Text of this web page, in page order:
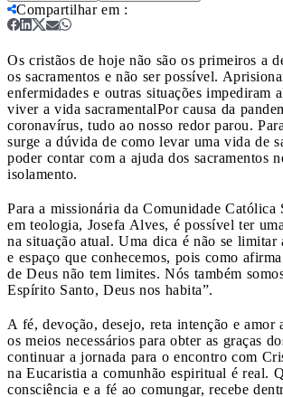
Compartilhar em :
Os cristãos de hoje não são os primeiros a
os sacramentos e não ser possível.
enfermidades e outras situações impediram
viver a vida sacramentalPor causa da
coronavírus, tudo ao nosso redor parou.
surge a dúvida de como levar uma vida de
poder contar com a ajuda dos sacramentos
isolamento.
Para a missionária da Comunidade Católica
em teologia, Josefa Alves, é possível ter
na situação atual. Uma dica é não se limitar
e espaço que conhecemos, pois como
de Deus não tem limites. Nós também
Espírito Santo, Deus nos habita”.
A fé, devoção, desejo, reta intenção e amor
os meios necessários para obter as graças
continuar a jornada para o encontro com
na Eucaristia a comunhão espiritual é real.
consciência e a fé ao comungar, recebe